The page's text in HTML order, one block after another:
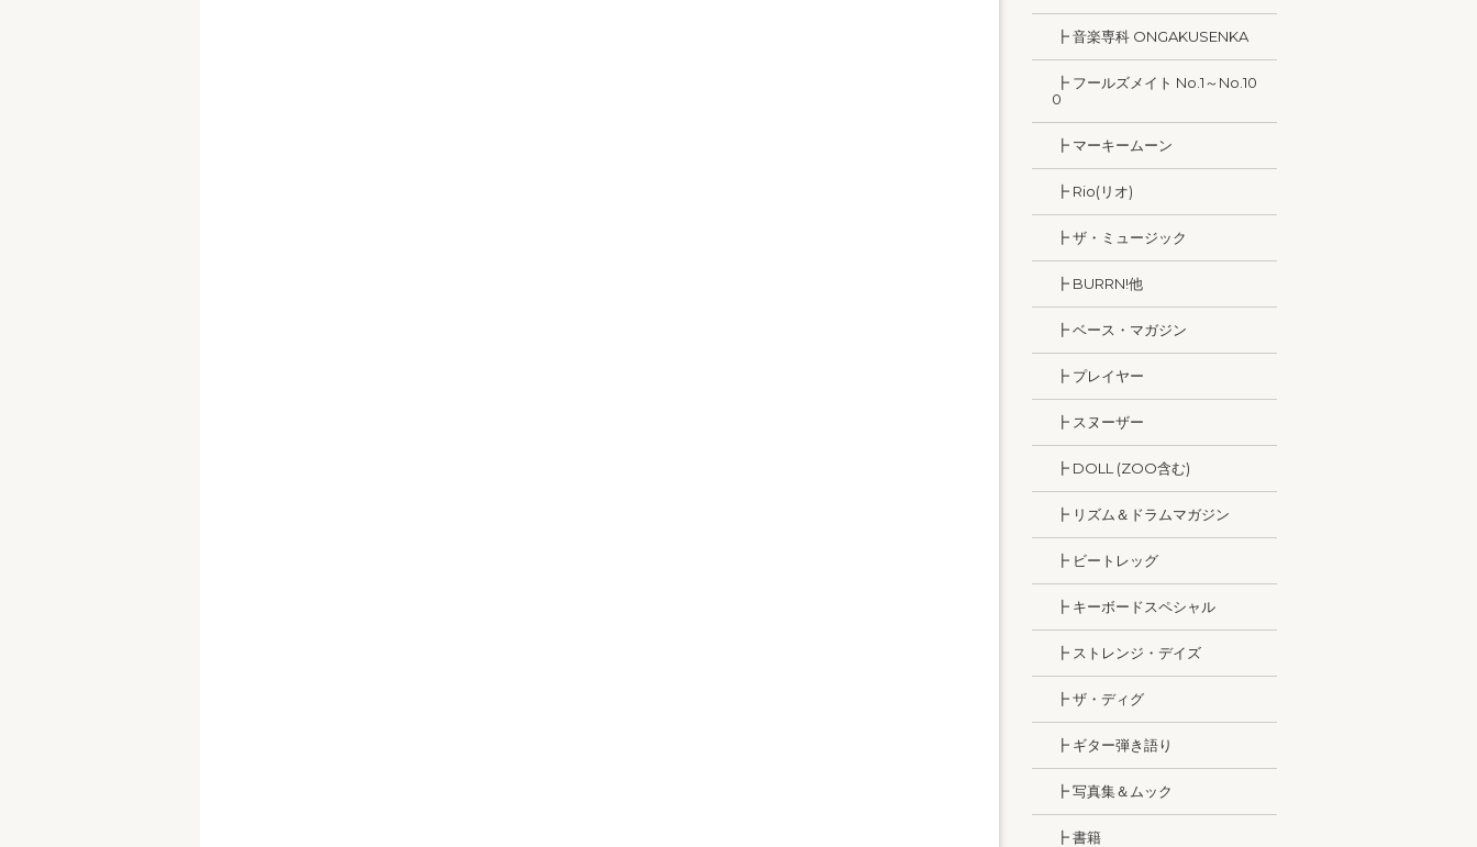
┣ 音楽専科 ONGAKUSENKA
┣ フールズメイト No.1～No.10
0
┣ マーキームーン
┣ Rio(リオ)
┣ ザ・ミュージック
┣ BURRN!他
┣ ベース・マガジン
┣ プレイヤー
┣ スヌーザー
┣ DOLL (ZOO含む)
┣ リズム＆ドラムマガジン
┣ ビートレッグ
┣ キーボードスペシャル
┣ ストレンジ・デイズ
┣ ザ・ディグ
┣ ギター弾き語り
┣ 写真集＆ムック
┣ 書籍